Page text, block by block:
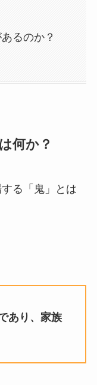
るのか？
何か？
る「鬼」とは
あり、家族